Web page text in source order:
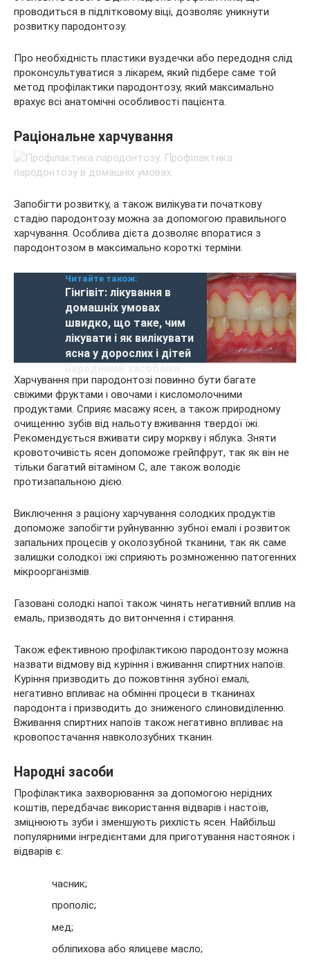
проводиться в підлітковому віці, дозволяє уникнути
розвитку пародонтозу.
Про необхідність пластики вуздечки або передодня слід
проконсультуватися з лікарем, який підбере саме той
метод профілактики пародонтозу, який максимально
врахує всі анатомічні особливості пацієнта.
Раціональне харчування
Запобігти розвитку, а також вилікувати початкову
стадію пародонтозу можна за допомогою правильного
харчування. Особлива дієта дозволяє впоратися з
пародонтозом в максимально короткі терміни.
Читайте також:
Гінгівіт: лікування в
домашніх умовах
швидко, що таке, чим
лікувати і як вилікувати
ясна у дорослих і дітей
Харчування при пародонтозі повинно бути багате
свіжими фруктами і овочами і кисломолочними
продуктами. Сприяє масажу ясен, а також природному
очищенню зубів від нальоту вживання твердої їжі.
Рекомендується вживати сиру моркву і яблука. Зняти
кровоточивість ясен допоможе грейпфрут, так як він не
тільки багатий вітаміном С, але також володіє
протизапальною дією.
Виключення з раціону харчування солодких продуктів
допоможе запобігти руйнуванню зубної емалі і розвиток
запальних процесів у околозубной тканини, так як саме
залишки солодкої їжі сприяють розмноженню патогенних
мікроорганізмів.
Газовані солодкі напої також чинять негативний вплив на
емаль, призводять до витончення і стирання.
Також ефективною профілактикою пародонтозу можна
назвати відмову від куріння і вживання спиртних напоїв.
Куріння призводить до пожовтіння зубної емалі,
негативно впливає на обмінні процеси в тканинах
пародонта і призводить до зниженого слиновиділенню.
Вживання спиртних напоїв також негативно впливає на
кровопостачання навколозубних тканин.
Народні засоби
Профілактика захворювання за допомогою нерідних
коштів, передбачає використання відварів і настоїв,
зміцнюють зуби і зменшують рихлість ясен. Найбільш
популярними інгредієнтами для приготування настоянок і
відварів є:
часник;
прополіс;
мед;
обліпихова або ялицеве масло;